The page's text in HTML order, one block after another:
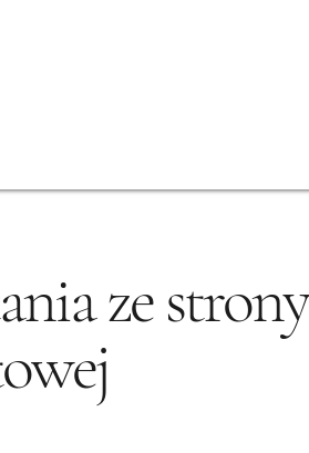
ze strony